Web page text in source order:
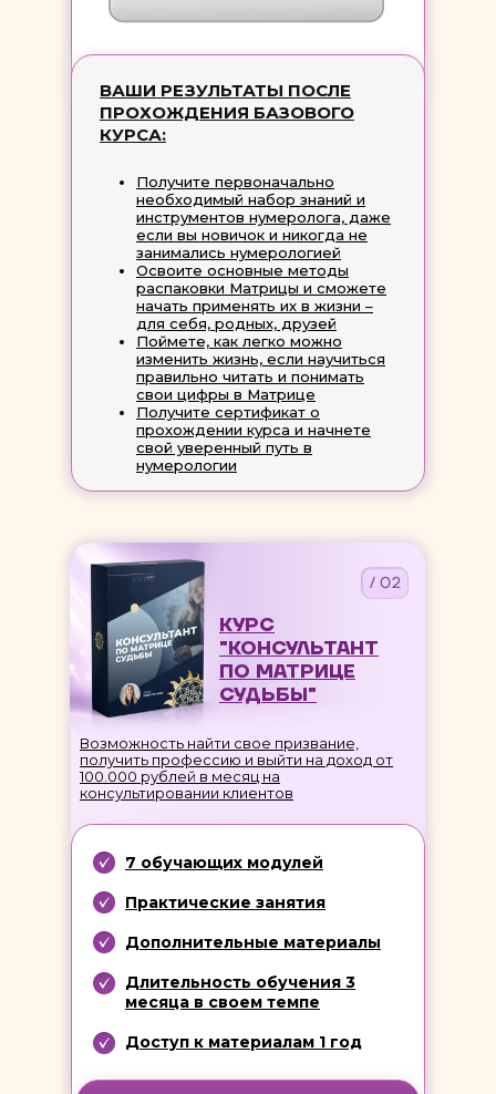
КУРС
"КОНСУЛЬТАНТ
ПО МАТРИЦЕ
СУДЬБЫ"
Возможность найти свое призвание,
получить профессию и выйти на доход от
100.000 рублей в месяц на
консультировании клиентов
7 обучающих модулей
Практические занятия
Дополнительные материалы
Длительность обучения 3
месяца в своем темпе
Доступ к материалам 1 год
/ 02
ВАШИ РЕЗУЛЬТАТЫ ПОСЛЕ
ПРОХОЖДЕНИЯ БАЗОВОГО
КУРСА:
Получите первоначально
необходимый набор знаний и
инструментов нумеролога, даже
если вы новичок и никогда не
занимались нумерологией
Освоите основные методы
распаковки Матрицы и сможете
начать применять их в жизни –
для себя, родных, друзей
Поймете, как легко можно
изменить жизнь, если научиться
правильно читать и понимать
свои цифры в Матрице
Получите сертификат о
прохождении курса и начнете
свой уверенный путь в
нумерологии